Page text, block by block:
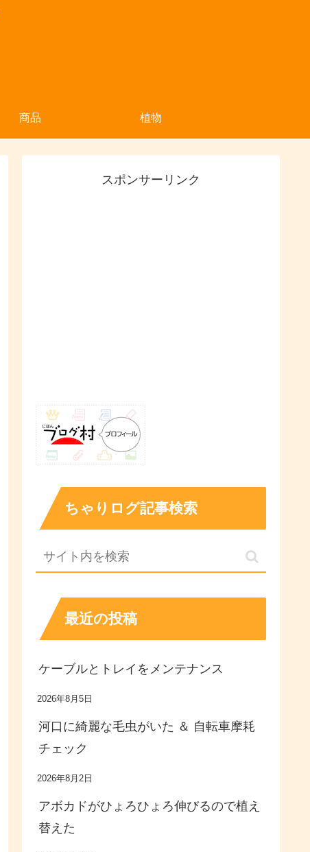
商品 植物
スポンサーリンク
ちゃりログ記事検索
最近の投稿
ケーブルとトレイをメンテナンス
2026年8月5日
河口に綺麗な毛虫がいた ＆ 自転車摩耗
チェック
2026年8月2日
アボカドがひょろひょろ伸びるので植え
替えた